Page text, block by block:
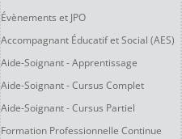
Évènements et JPO
Accompagnant Éducatif et Social (AES)
Aide-Soignant - Apprentissage
Aide-Soignant - Cursus Complet
Aide-Soignant - Cursus Partiel
Formation Professionnelle Continue